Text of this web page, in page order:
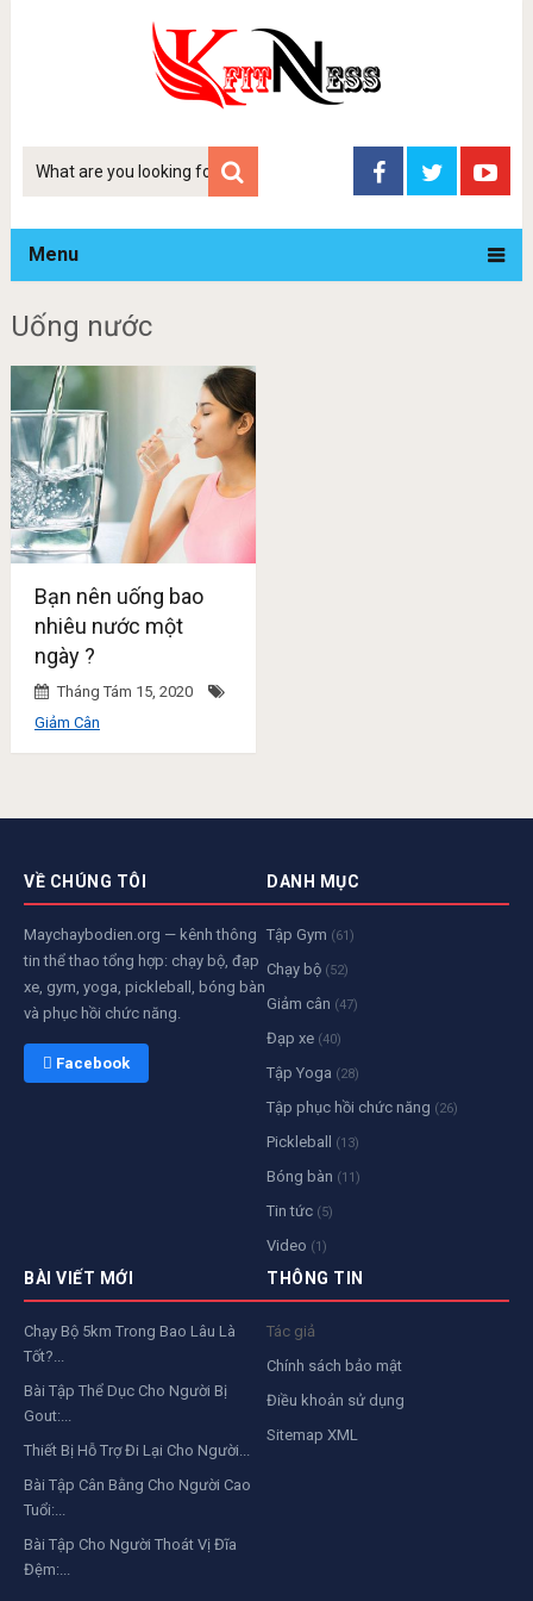
Tim
Menu
Uống nước
Bạn nên uống bao
nhiêu nước một
ngày ?
Tháng Tám 15, 2020
Giảm Cân
VỀ CHÚNG TÔI
Maychaybodien.org — kênh thông
tin thể thao tổng hợp: chạy bộ, đạp
xe, gym, yoga, pickleball, bóng bàn
và phục hồi chức năng.
 Facebook
DANH MỤC
Tập Gym (61)
Chạy bộ (52)
Giảm cân (47)
Đạp xe (40)
Tập Yoga (28)
Tập phục hồi chức năng (26)
Pickleball (13)
Bóng bàn (11)
Tin tức (5)
Video (1)
BÀI VIẾT MỚI
Chạy Bộ 5km Trong Bao Lâu Là
Tốt?...
Bài Tập Thể Dục Cho Người Bị
Gout:...
Thiết Bị Hỗ Trợ Đi Lại Cho Người...
Bài Tập Cân Bằng Cho Người Cao
Tuổi:...
Bài Tập Cho Người Thoát Vị Đĩa
Đệm:...
THÔNG TIN
Tác giả
Chính sách bảo mật
Điều khoản sử dụng
Sitemap XML